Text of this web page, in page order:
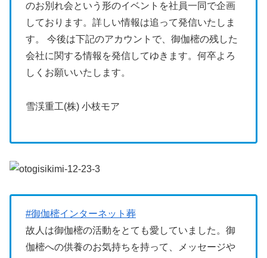
のお別れ会という形のイベントを社員一同で企画
しております。詳しい情報は追って発信いたしま
す。 今後は下記のアカウントで、御伽樒の残した
会社に関する情報を発信してゆきます。何卒よろ
しくお願いいたします。
雪渓重工(株) 小枝モア
#御伽樒インターネット葬
故人は御伽樒の活動をとても愛していました。御
伽樒への供養のお気持ちを持って、メッセージや